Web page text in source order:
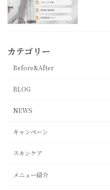
カテゴリー
Before&After
BLOG
NEWS
キャンペーン
スキンケア
メニュー紹介